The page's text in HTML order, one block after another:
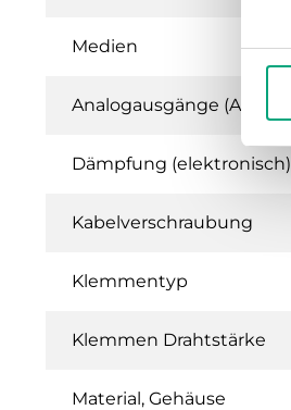
Medien
Analogausgänge (AO)
Dämpfung (elektronisch)
Kabelverschraubung
Klemmentyp
Klemmen Drahtstärke
Material, Gehäuse